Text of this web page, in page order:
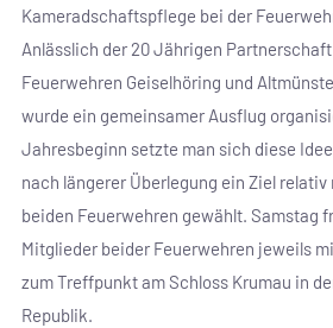
Kameradschaftspflege bei der
Anlässlich der 20 Jährigen
Feuerwehren Geiselhöring und
wurde ein gemeinsamer Ausflug
Jahresbeginn setzte man sich diese
nach längerer Überlegung ein Ziel
beiden Feuerwehren gewählt. Samstag
Mitglieder beider Feuerwehren jeweils
zum Treffpunkt am Schloss Krumau in
Republik.